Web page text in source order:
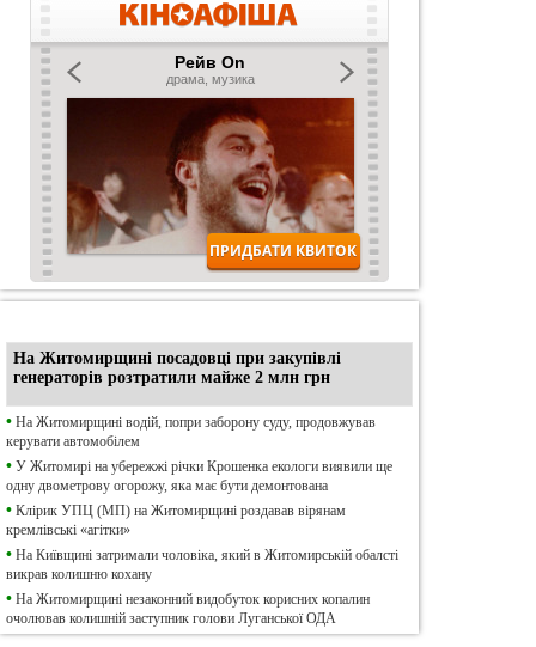
На Житомирщині посадовці при закупівлі
генераторів розтратили майже 2 млн грн
• На Житомирщині водій, попри заборону суду, продовжував
керувати автомобілем
• У Житомирі на убережжі річки Крошенка екологи виявили ще
одну двометрову огорожу, яка має бути демонтована
• Клірик УПЦ (МП) на Житомирщині роздавав вірянам
кремлівські «агітки»
• На Київщині затримали чоловіка, який в Житомирській обалсті
викрав колишню кохану
• На Житомирщині незаконний видобуток корисних копалин
очолював колишній заступник голови Луганської ОДА